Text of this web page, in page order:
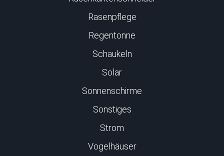
Rasenpflege
Regentonne
Schaukeln
Solar
Sonnenschirme
Sonstiges
Strom
Vogelhäuser